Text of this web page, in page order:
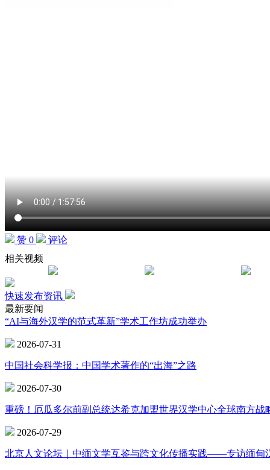
赞 0
评论
相关视频
快速发布资讯
最新要闻
“AI与海外汉学的范式革新”学术工作坊成功举办
2026-07-31
中国社会科学报：中国学术著作的“出海”之路
2026-07-30
重磅！厄瓜多尔前副总统达希克加盟世界汉学中心全球南方战
2026-07-29
北京人文论坛｜中缅文学互鉴与跨文化传播实践——专访缅甸